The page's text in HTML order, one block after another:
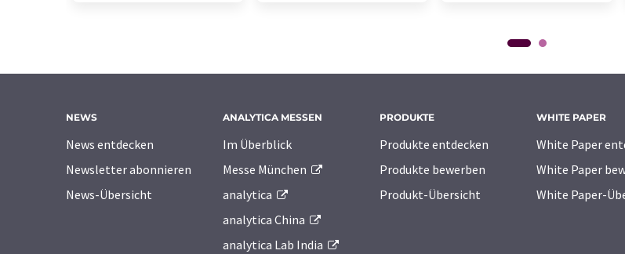
NEWS
News entdecken
Newsletter abonnieren
News-Übersicht
ANALYTICA MESSEN
Im Überblick
Messe München
analytica
analytica China
analytica Lab India
PRODUKTE
Produkte entdecken
Produkte bewerben
Produkt-Übersicht
WHITE PAPER
White Paper
White Paper
White Paper-